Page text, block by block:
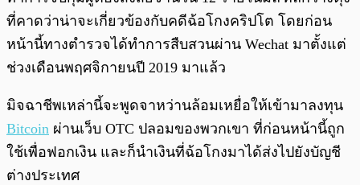
ที่คาดว่าน่าจะเกี่ยวข้องกับคดีฉ้อโกงคริปโต โดยก่อน
หน้านี้ทางตำรวจได้ทำการสืบสวนผ่าน Wechat มาตั้งแต่
ช่วงเดือนพฤศจิกายนปี 2019 มาแล้ว
มิจฉาชีพเหล่านี้จะพูดจาหว่านล้อมเหยื่อให้เข้ามาลงทุน
Bitcoin ผ่านเว็บ OTC ปลอมของพวกเขา ที่ก่อนหน้านี้ถูก
ใช้เพื่อฟอกเงิน และก็นำเงินที่ฉ้อโกงมาได้ส่งไปยังบัญชี
ต่างประเทศ